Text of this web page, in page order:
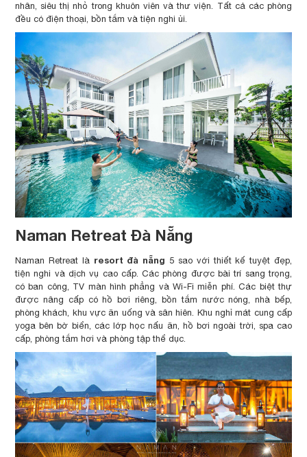
nhân, siêu thị nhỏ trong khuôn viên và thư viện. Tất cả các phòng
đều có điện thoại, bồn tắm và tiện nghi ủi.
Naman Retreat Đà Nẵng
Naman Retreat là resort đà nẵng 5 sao với thiết kế tuyệt đẹp,
tiện nghi và dịch vụ cao cấp. Các phòng được bài trí sang trọng,
có ban công, TV màn hình phẳng và Wi-Fi miễn phí. Các biệt thự
được nâng cấp có hồ bơi riêng, bồn tắm nước nóng, nhà bếp,
phòng khách, khu vực ăn uống và sân hiên. Khu nghỉ mát cung cấp
yoga bên bờ biển, các lớp học nấu ăn, hồ bơi ngoài trời, spa cao
cấp, phòng tắm hơi và phòng tập thể dục.